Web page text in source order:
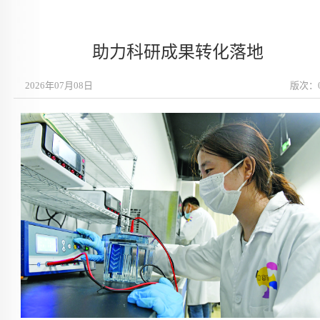
助力科研成果转化落地
版次：
2026年07月08日